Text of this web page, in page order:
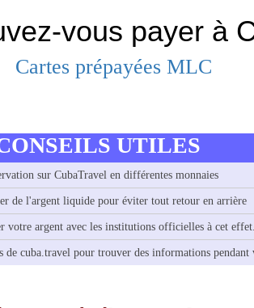
vous payer à
Cartes prépayées MLC
UTILES
sur CubaTravel en différentes monnaies
de l'argent liquide pour éviter tout retour en arrière
votre argent avec les institutions officielles à cet effet.
de cuba.travel pour trouver des informations pendant